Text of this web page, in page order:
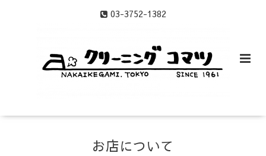
03-3752-1382
お店について